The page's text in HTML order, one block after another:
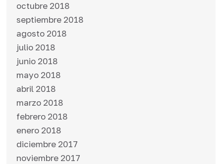
octubre 2018
septiembre 2018
agosto 2018
julio 2018
junio 2018
mayo 2018
abril 2018
marzo 2018
febrero 2018
enero 2018
diciembre 2017
noviembre 2017